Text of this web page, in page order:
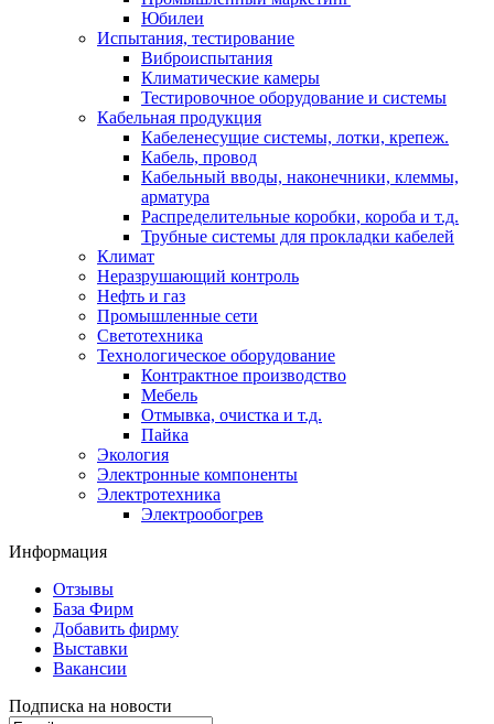
Юбилеи
Испытания, тестирование
Виброиспытания
Климатические камеры
Тестировочное оборудование и системы
Кабельная продукция
Кабеленесущие системы, лотки, крепеж.
Кабель, провод
Кабельный вводы, наконечники, клеммы,
арматура
Распределительные коробки, короба и т.д.
Трубные системы для прокладки кабелей
Климат
Неразрушающий контроль
Нефть и газ
Промышленные сети
Светотехника
Технологическое оборудование
Контрактное производство
Мебель
Отмывка, очистка и т.д.
Пайка
Экология
Электронные компоненты
Электротехника
Электрообогрев
Информация
Отзывы
База Фирм
Добавить фирму
Выставки
Вакансии
Подписка на новости